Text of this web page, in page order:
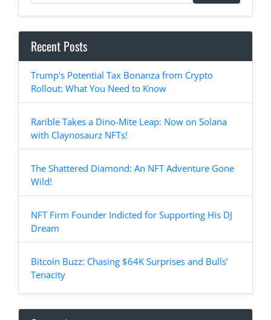
Recent Posts
Trump's Potential Tax Bonanza from Crypto
Rollout: What You Need to Know
Rarible Takes a Dino-Mite Leap: Now on Solana
with Claynosaurz NFTs!
The Shattered Diamond: An NFT Adventure Gone
Wild!
NFT Firm Founder Indicted for Supporting His DJ
Dream
Bitcoin Buzz: Chasing $64K Surprises and Bulls’
Tenacity